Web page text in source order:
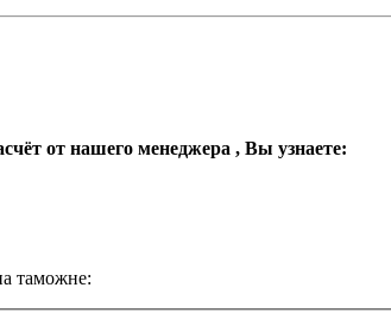
от нашего менеджера , Вы узнаете:
таможне: